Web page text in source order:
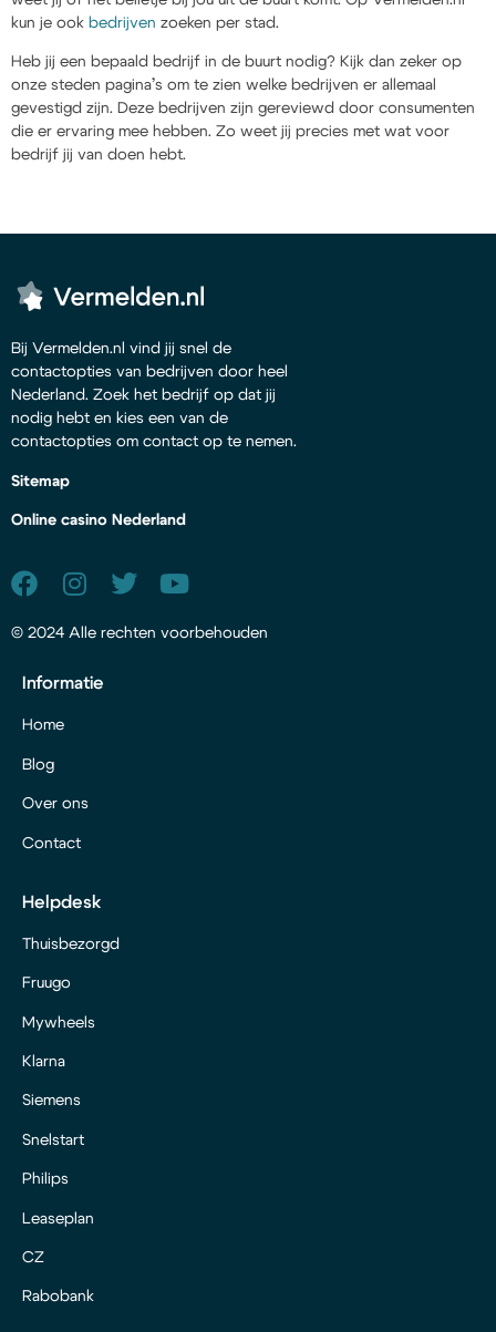
kun je ook bedrijven zoeken per stad.
Heb jij een bepaald bedrijf in de buurt nodig? Kijk dan zeker op
onze steden pagina’s om te zien welke bedrijven er allemaal
gevestigd zijn. Deze bedrijven zijn gereviewd door consumenten
die er ervaring mee hebben. Zo weet jij precies met wat voor
bedrijf jij van doen hebt.
Bij Vermelden.nl vind jij snel de
contactopties van bedrijven door heel
Nederland. Zoek het bedrijf op dat jij
nodig hebt en kies een van de
contactopties om contact op te nemen.
Sitemap
Online casino Nederland
© 2024 Alle rechten voorbehouden
Informatie
Home
Blog
Over ons
Contact
Helpdesk
Thuisbezorgd
Fruugo
Mywheels
Klarna
Siemens
Snelstart
Philips
Leaseplan
CZ
Rabobank